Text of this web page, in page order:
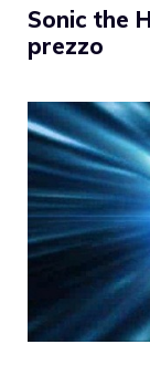
Sonic the
prezzo